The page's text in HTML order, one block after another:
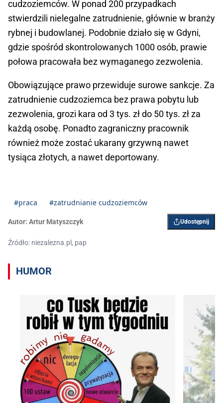
cudzoziemców. W ponad 200 przypadkach
stwierdzili nielegalne zatrudnienie, głównie w branży
rybnej i budowlanej. Podobnie działo się w Gdyni,
gdzie spośród skontrolowanych 1000 osób, prawie
połowa pracowała bez wymaganego zezwolenia.
Obowiązujące prawo przewiduje surowe sankcje. Za
zatrudnienie cudzoziemca bez prawa pobytu lub
zezwolenia, grozi kara od 3 tys. zł do 50 tys. zł za
każdą osobę. Ponadto zagraniczny pracownik
również może zostać ukarany grzywną nawet
tysiąca złotych, a nawet deportowany.
#praca #zatrudnianie cudzoziemców
Autor: Artur Matyszczyk Udostępnij
Źródło: niezalezna.pl, pap
HUMOR